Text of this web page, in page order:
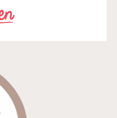
zu